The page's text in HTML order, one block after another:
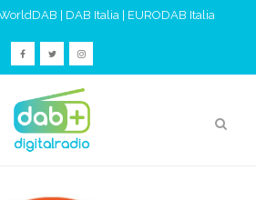
DAB Italia EURODAB Italia